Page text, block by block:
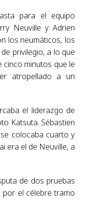
para el equipo
Neuville y Adrien
los neumáticos, los
privilegio, a lo que
cinco minutos que le
atropellado a un
el liderazgo de
Katsuta. Sébastien
colocaba cuarto y
era el de Neuville, a
de dos pruebas
por el célebre tramo